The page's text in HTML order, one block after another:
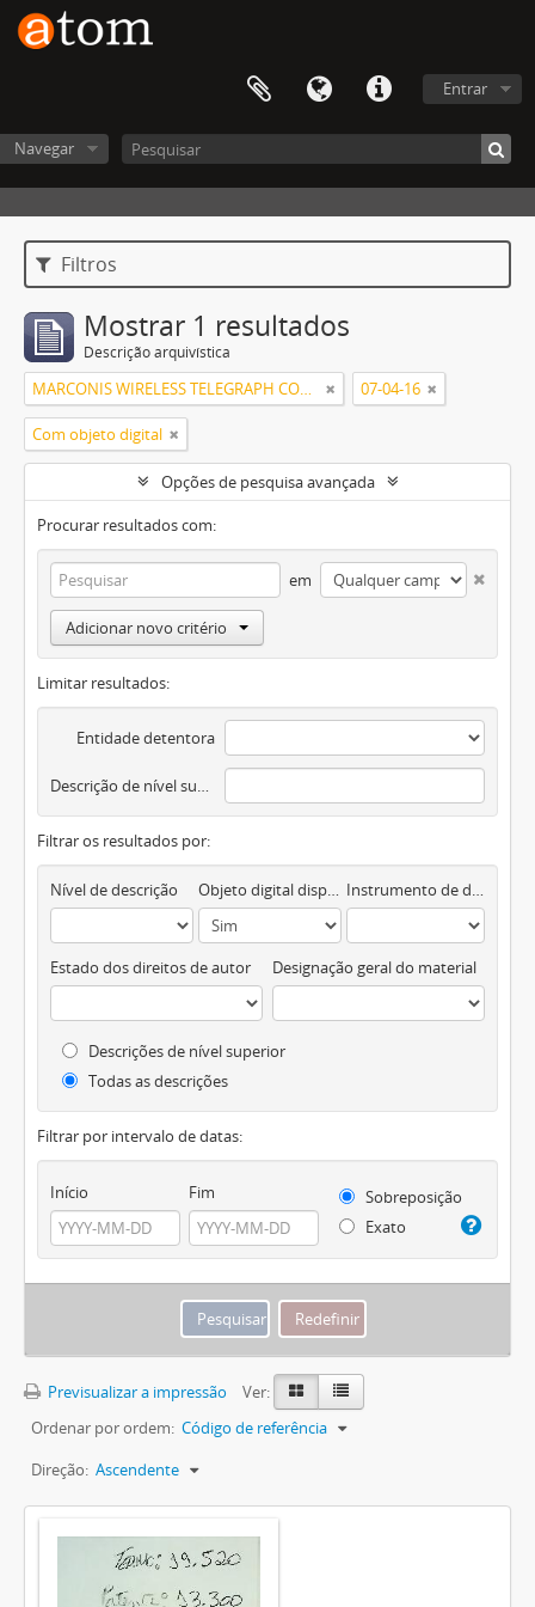
Entrar
Navegar
Filtros
Mostrar 1 resultados
Descrição arquivística
MARCONIS WIRELESS TELEGRAPH COMPANY, LIMITED 07-04-16
Com objeto digital
Opções de pesquisa avançada
Procurar resultados com:
em
Adicionar novo critério
Limitar resultados:
Entidade detentora
Descrição de nível superior
Filtrar os resultados por:
Nível de descrição Objeto digital disponível Instrumento de descrição documental
Estado dos direitos de autor Designação geral do material
Descrições de nível superior
Todas as descrições
Filtrar por intervalo de datas:
Início Fim
Sobreposição
Exato
Previsualizar a impressão
Ver:
Ordenar por ordem: Código de referência
Direção: Ascendente